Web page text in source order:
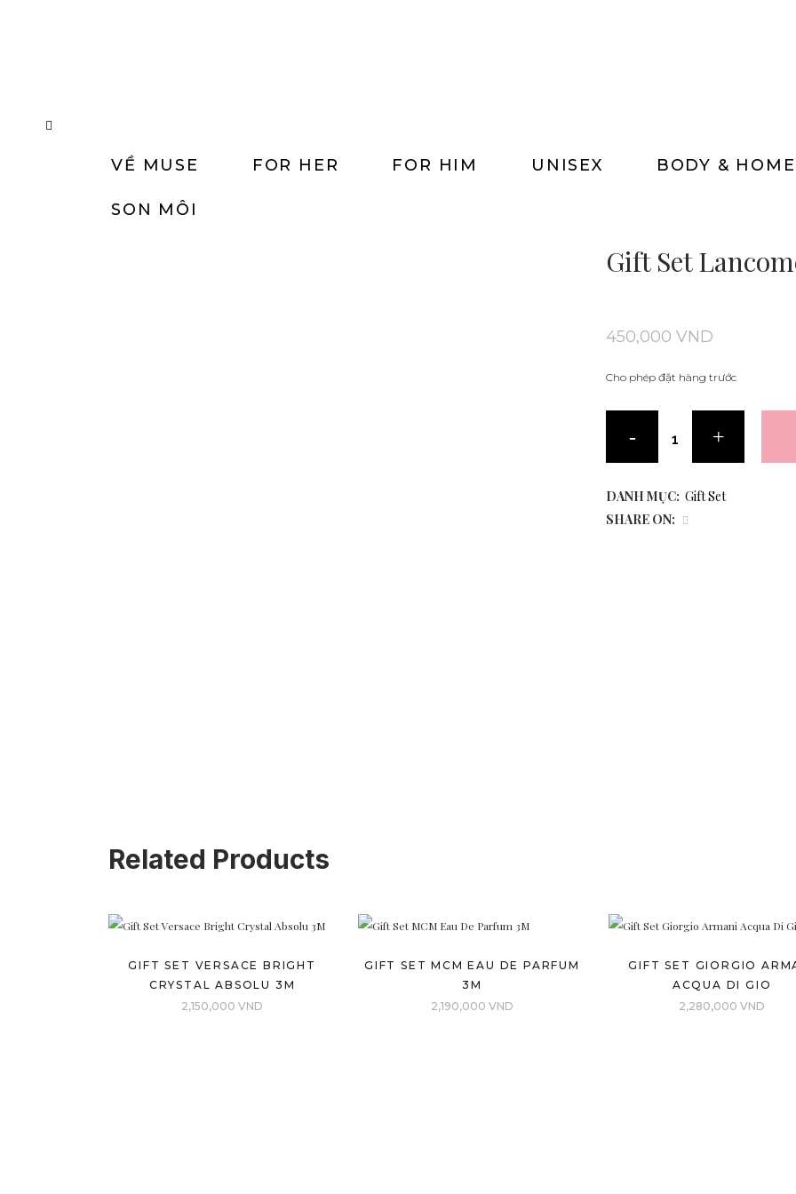
VỀ MUSE FOR HER FOR HIM UNISEX BODY & HOME
SON MÔI
Gift Set
450,000 VND
Cho phép đặt hàng trước
DANH MỤC: Gift Set
SHARE ON:
Related Products
GIFT SET VERSACE BRIGHT
CRYSTAL ABSOLU 3M
2,150,000VND
GIFT SET MCM EAU DE PARFUM
3M
2,190,000 VND
GIFT SET GIORGIO
ACQUA DI GIO
2,280,000VND